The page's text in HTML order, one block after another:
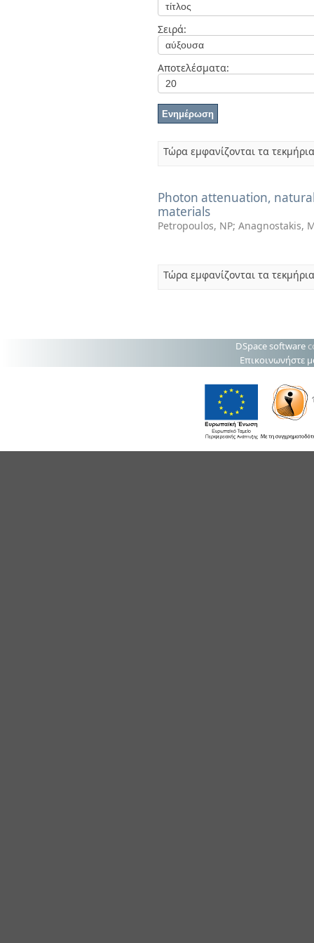
Σειρά:
Αποτελέσματα:
Τώρα εμφανίζονται τα
Photon attenuation,
materials
Petropoulos, NP; Anagnostakis,
Τώρα εμφανίζονται τα
DSpace software
Επικοινωνήστε